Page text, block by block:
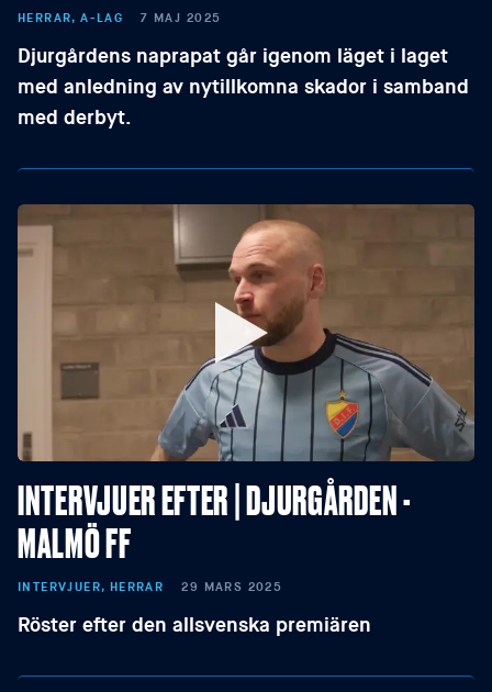
HERRAR, A-LAG 7 MAJ 2025
Djurgårdens naprapat går igenom läget i laget
med anledning av nytillkomna skador i samband
med derbyt.
INTERVJUER EFTER | DJURGÅRDEN -
MALMÖ FF
INTERVJUER, HERRAR 29 MARS 2025
Röster efter den allsvenska premiären